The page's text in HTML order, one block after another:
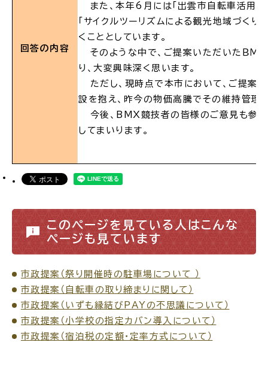
結婚・離婚
就職・転職・退職
高齢者・介護
おくやみ
目的から探す
回答の内容
また、本年6月には「出雲市自転車活用推
「サイクルツーリズムによる観光地域づく
くこととしています。
そのような中で、ご提案いただいたＢＭ
り、大変興味深く思います。
ただし、現時点で本市において、ご提案
設を抱え、昨今の物価高騰でその維持管理
今後、BMX競技者の皆様のご意見も参考
してまいります。
このページを見ている人はこんな
ページも見ています
市政提案（祭り開催時の駐車場について ）
市政提案（自転車の取り締まりに関して）
市政提案（いずも縁結びPAYの不思議について）
市政提案（小学校の指定カバン導入について）
市政提案（宿泊税の定額・定率方式について）